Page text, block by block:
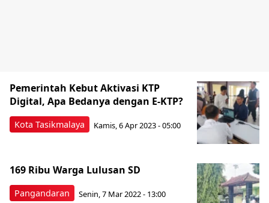
Kota Tasikmalaya
Pemerintah Kebut Aktivasi KTP
Digital, Apa Bedanya dengan E-KTP?
Kamis, 6 Apr 2023 - 05:00
Pangandaran
169 Ribu Warga Lulusan SD
Senin, 7 Mar 2022 - 13:00